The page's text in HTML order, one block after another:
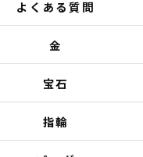
よくある質問
金
宝石
指輪